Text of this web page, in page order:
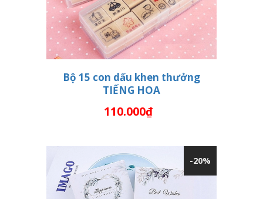
THÊM VÀO GIỎ HÀNG
Bộ 15 con dấu khen thưởng
TIẾNG HOA
110.000₫
-20%